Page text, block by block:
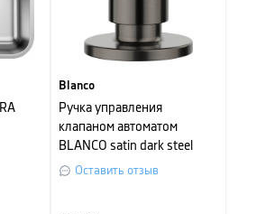
Blanco
Ручка управления
клапаном автоматом
BLANCO satin dark steel
Оставить отзыв